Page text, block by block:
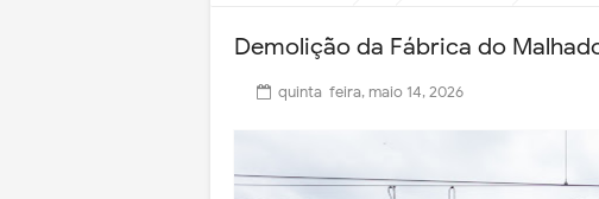
Demolição da Fábrica do
quinta-feira, maio 14, 2026